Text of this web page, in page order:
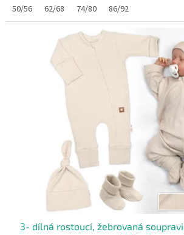
50/56
62/68 74/80 86/92
3- dílná rostoucí, žebrovaná